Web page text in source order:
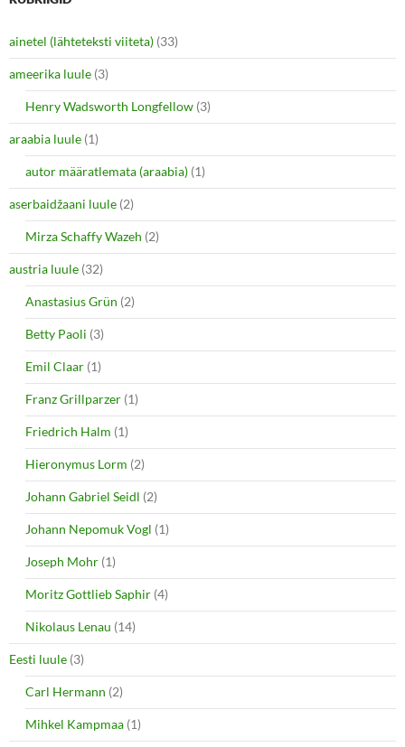
ainetel (lähteteksti viiteta) (33)
ameerika luule (3)
Henry Wadsworth Longfellow (3)
araabia luule (1)
autor määratlemata (araabia) (1)
aserbaidžaani luule (2)
Mirza Schaffy Wazeh (2)
austria luule (32)
Anastasius Grün (2)
Betty Paoli (3)
Emil Claar (1)
Franz Grillparzer (1)
Friedrich Halm (1)
Hieronymus Lorm (2)
Johann Gabriel Seidl (2)
Johann Nepomuk Vogl (1)
Joseph Mohr (1)
Moritz Gottlieb Saphir (4)
Nikolaus Lenau (14)
Eesti luule (3)
Carl Hermann (2)
Mihkel Kampmaa (1)